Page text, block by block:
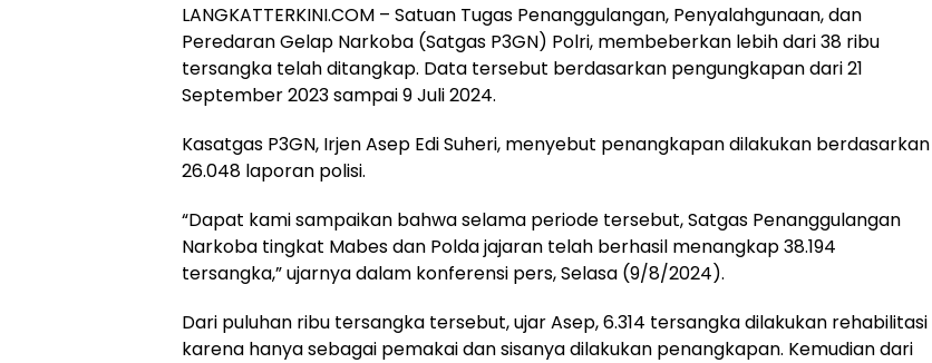
LANGKATTERKINI.COM – Satuan Tugas Penanggulangan, Penyalahgunaan, dan
Peredaran Gelap Narkoba (Satgas P3GN) Polri, membeberkan lebih dari 38 ribu
tersangka telah ditangkap. Data tersebut berdasarkan pengungkapan dari 21
September 2023 sampai 9 Juli 2024.
Kasatgas P3GN, Irjen Asep Edi Suheri, menyebut penangkapan dilakukan berdasarkan
26.048 laporan polisi.
“Dapat kami sampaikan bahwa selama periode tersebut, Satgas Penanggulangan
Narkoba tingkat Mabes dan Polda jajaran telah berhasil menangkap 38.194
tersangka,” ujarnya dalam konferensi pers, Selasa (9/8/2024).
Dari puluhan ribu tersangka tersebut, ujar Asep, 6.314 tersangka dilakukan rehabilitasi
karena hanya sebagai pemakai dan sisanya dilakukan penangkapan. Kemudian dari